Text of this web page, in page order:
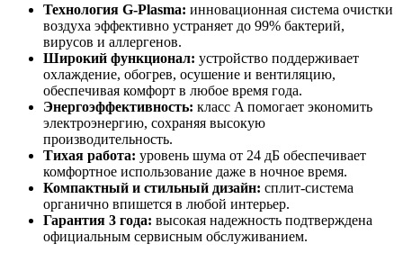
Технология G-Plasma: инновационная система очистки
воздуха эффективно устраняет до 99% бактерий,
вирусов и аллергенов.
Широкий функционал: устройство поддерживает
охлаждение, обогрев, осушение и вентиляцию,
обеспечивая комфорт в любое время года.
Энергоэффективность: класс A помогает экономить
электроэнергию, сохраняя высокую
производительность.
Тихая работа: уровень шума от 24 дБ обеспечивает
комфортное использование даже в ночное время.
Компактный и стильный дизайн: сплит-система
органично впишется в любой интерьер.
Гарантия 3 года: высокая надежность подтверждена
официальным сервисным обслуживанием.